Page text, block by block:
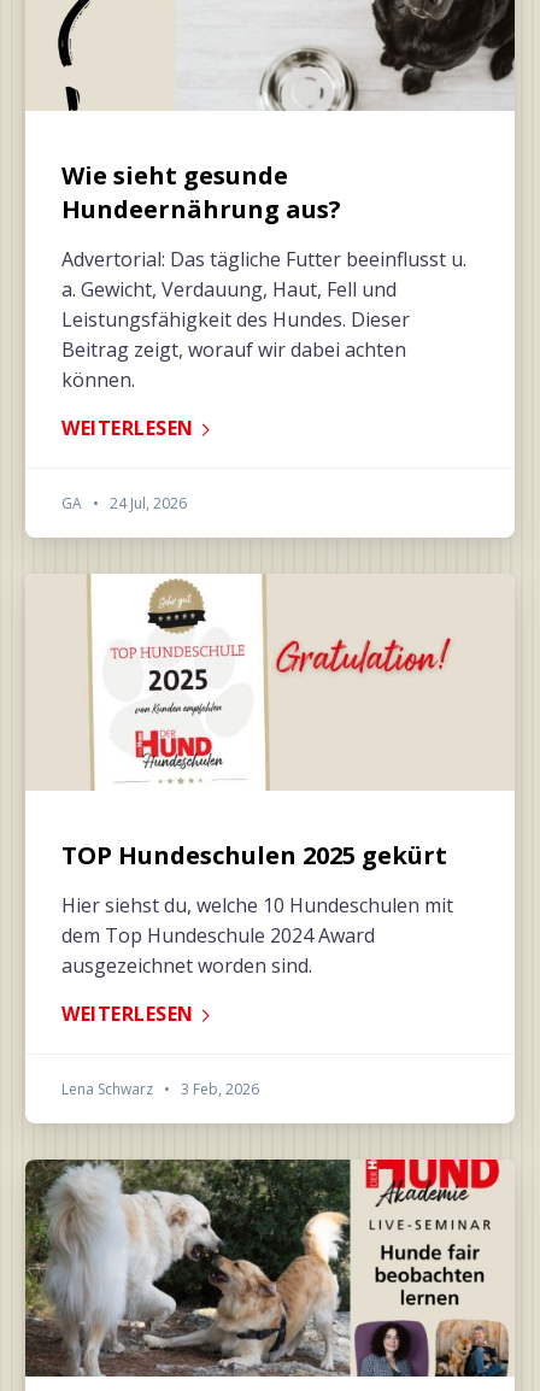
Wie sieht gesunde
Hundeernährung aus?
Advertorial: Das tägliche Futter beeinflusst u.
a. Gewicht, Verdauung, Haut, Fell und
Leistungsfähigkeit des Hundes. Dieser
Beitrag zeigt, worauf wir dabei achten
können.
WEITERLESEN
GA • 24 Jul, 2026
TOP Hundeschulen 2025 gekürt
Hier siehst du, welche 10 Hundeschulen mit
dem Top Hundeschule 2024 Award
ausgezeichnet worden sind.
WEITERLESEN
Lena Schwarz • 3 Feb, 2026